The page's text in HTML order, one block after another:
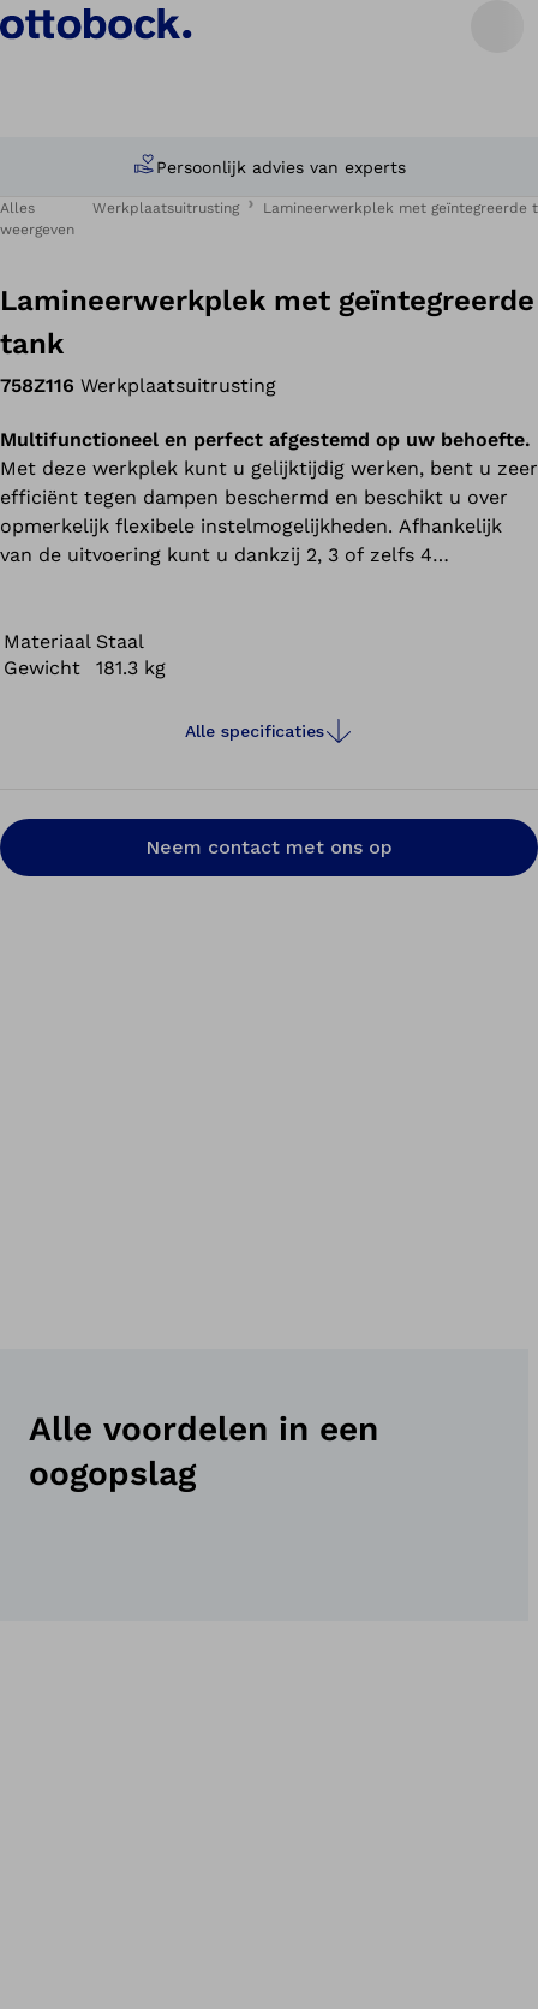
Persoonlijk advies van experts
Alles
weergeven
Werkplaatsuitrusting Lamineerwerkplek met geïntegreerde
Lamineerwerkplek met geïntegreerde
tank
758Z116 Werkplaatsuitrusting
Multifunctioneel en perfect afgestemd op uw behoefte.
Met deze werkplek kunt u gelijktijdig werken, bent u zeer
efficiënt tegen dampen beschermd en beschikt u over
opmerkelijk flexibele instelmogelijkheden. Afhankelijk
van de uitvoering kunt u dankzij 2, 3 of zelfs 4
Materiaal Staal
Gewicht
181.3 kg
Alle specificaties
Neem contact met ons op
Alle voordelen in een
oogopslag